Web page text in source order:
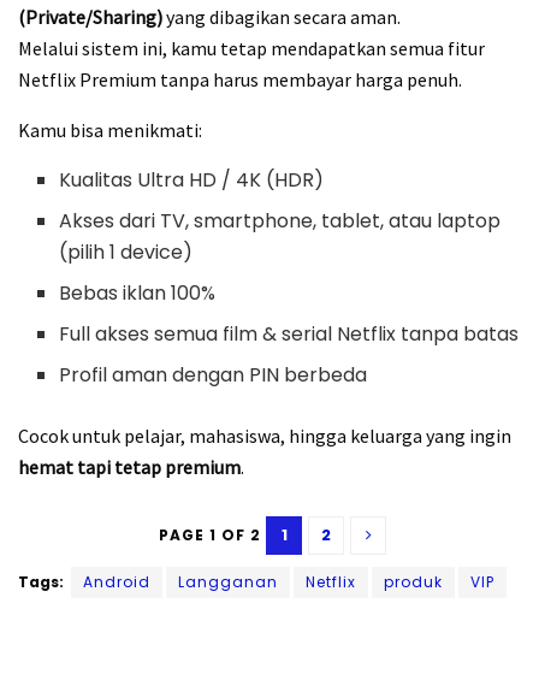
(Private/Sharing)yang dibagikan secara aman.
Melalui sistem ini, kamu tetap mendapatkan semua fitur
Netflix Premium tanpa harus membayar harga penuh.
Kamu bisa menikmati:
Kualitas Ultra HD / 4K (HDR)
Akses dari TV, smartphone, tablet, atau laptop
(pilih 1 device)
Bebas iklan 100%
Full akses semua film & serial Netflix tanpa batas
Profil aman dengan PIN berbeda
Cocok untuk pelajar, mahasiswa, hingga keluarga yang ingin
hemat tapi tetap premium.
PAGE 1 OF 2 1 2
Tags: Android Langganan Netflix produk VIP